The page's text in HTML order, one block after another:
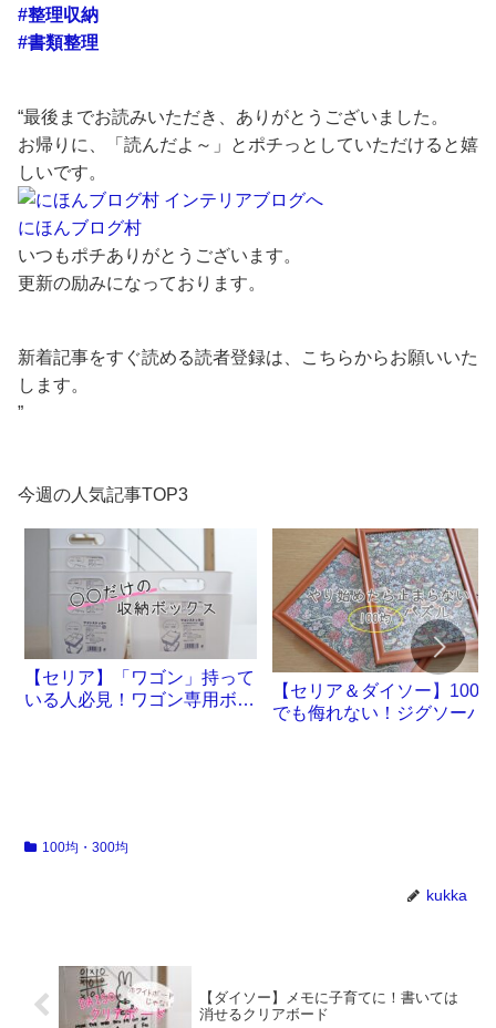
#整理収納
#書類整理
“最後までお読みいただき、ありがとうございました。
お帰りに、「読んだよ～」とポチっとしていただけると嬉
しいです。
にほんブログ村
いつもポチありがとうございます。
更新の励みになっております。
新着記事をすぐ読める読者登録は、こちらからお願いいた
します。
”
今週の人気記事TOP3
【セリア】「ワゴン」持って
いる人必見！ワゴン専用ボッ
【セリア＆ダイソー】100円
でも侮れない！ジグソーパ
100均・300均
kukka
【ダイソー】メモに子育てに！書いては
消せるクリアボード